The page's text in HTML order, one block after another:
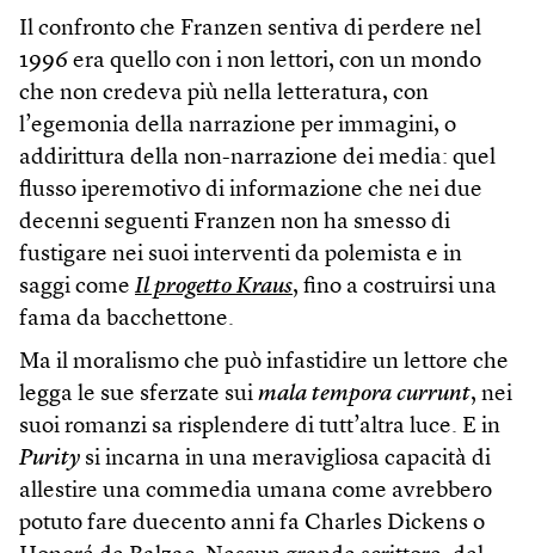
Il confronto che Franzen sentiva di perdere nel
1996 era quello con i non lettori, con un mondo
che non credeva più nella letteratura, con
l’egemonia della narrazione per immagini, o
addirittura della non-narrazione dei media: quel
flusso iperemotivo di informazione che nei due
decenni seguenti Franzen non ha smesso di
fustigare nei suoi interventi da polemista e in
saggi come Il progetto Kraus, fino a costruirsi una
fama da bacchettone.
Ma il moralismo che può infastidire un lettore che
legga le sue sferzate sui mala tempora currunt, nei
suoi romanzi sa risplendere di tutt’altra luce. E in
Purity si incarna in una meravigliosa capacità di
allestire una commedia umana come avrebbero
potuto fare duecento anni fa Charles Dickens o